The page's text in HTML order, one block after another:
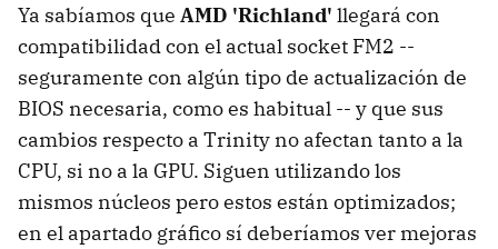
Ya sabíamos que AMD 'Richland' llegará con
compatibilidad con el actual socket FM2 --
seguramente con algún tipo de actualización de
BIOS necesaria, como es habitual -- y que sus
cambios respecto a Trinity no afectan tanto a la
CPU, si no a la GPU. Siguen utilizando los
mismos núcleos pero estos están optimizados;
en el apartado gráfico sí deberíamos ver mejoras